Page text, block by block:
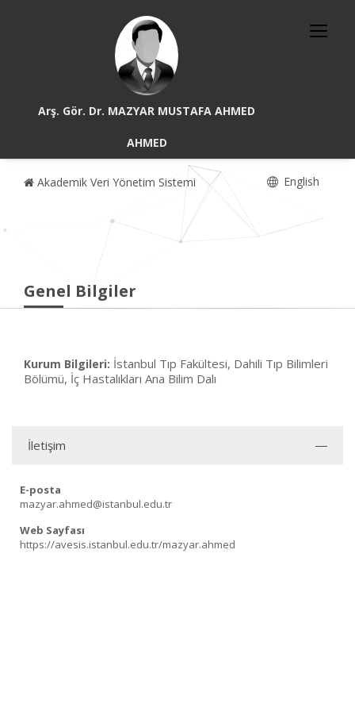
Arş. Gör. Dr. MAZYAR MUSTAFA AHMED
AHMED
Akademik Veri Yönetim Sistemi English
Genel Bilgiler
Kurum Bilgileri: İstanbul Tıp Fakültesi, Dahili Tıp Bilimleri
Bölümü, İç Hastalıkları Ana Bilim Dalı
İletişim
E-posta
mazyar.ahmed@istanbul.edu.tr
Web Sayfası
https://avesis.istanbul.edu.tr/mazyar.ahmed